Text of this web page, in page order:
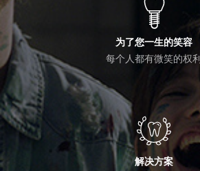
为了您一生的笑容
每个人都有微笑的权利
解决方案